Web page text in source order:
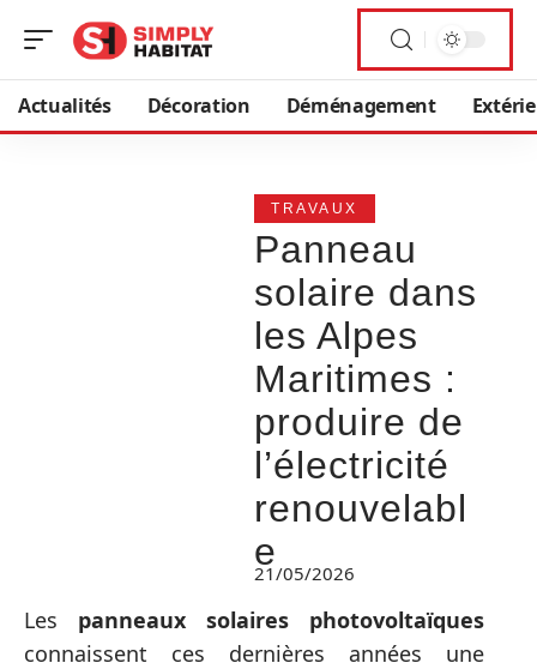
Actualités Décoration Déménagement
TRAVAUX
Panneau
solaire dans
les Alpes
Maritimes :
produire de
l’électricité
renouvelabl
e
21/05/2026
Les panneaux solaires photovoltaïques
connaissent ces dernières années une